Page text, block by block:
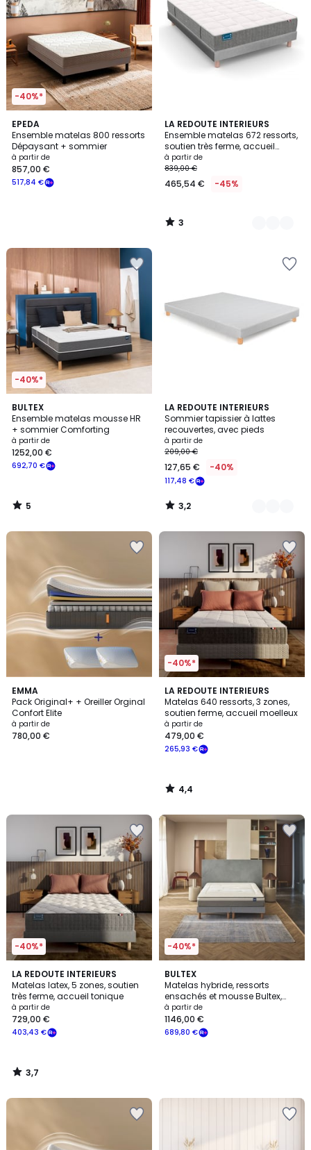
-40%*
EPEDA
Ensemble matelas 800 ressorts
Dépaysant + sommier
à partir de
517,84 €
857,00 €
LA REDOUTE INTERIEURS
Ensemble matelas 672 ressorts,
soutien très ferme, accueil
moelleux et sommier
à partir de
839,00 €
465,54 € -45%
3
/
5
2
Couleurs
3
/
-40%*
BULTEX
Ensemble matelas mousse HR
+ sommier Comforting
à partir de
692,70 €
1252,00 €
5
/
5
5
/
LA REDOUTE INTERIEURS
Sommier tapissier à lattes
recouvertes, avec pieds
à partir de
117,48 €
209,00 €
127,65 € -40%
3,2
/ 5
2
Couleurs
3,2
/
EMMA
Pack Original+ + Oreiller Orginal
Confort Elite
à partir de
780,00 €
-40%*
LA REDOUTE INTERIEURS
Matelas 640 ressorts, 3 zones,
soutien ferme, accueil moelleux
à partir de
265,93 €
479,00 €
4,4
/ 5
4,4
/
-40%*
LA REDOUTE INTERIEURS
Matelas latex, 5 zones, soutien
très ferme, accueil tonique
à partir de
403,43 €
729,00 €
3,7
/ 5
3,7
/
-40%*
BULTEX
Matelas hybride, ressorts
ensachés et mousse Bultex,
soutien ferme, RESTORE
à partir de
689,80 €
1146,00 €